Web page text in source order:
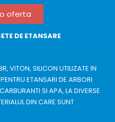
oferta
DE ETANSARE
VITON, SILICON UTILIZATE IN
ETANSARI DE ARBORI
SI APA, LA DIVERSE
DIN CARE SUNT